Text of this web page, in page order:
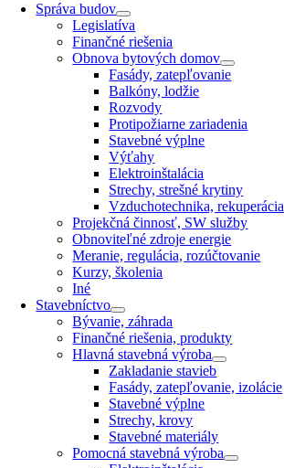
Správa budov
Legislatíva
Finančné riešenia
Obnova bytových domov
Fasády, zatepľovanie
Balkóny, lodžie
Rozvody
Protipožiarne zariadenia
Stavebné výplne
Výťahy
Elektroinštalácia
Strechy, strešné krytiny
Vzduchotechnika, rekuperácia
Projekčná činnosť, SW služby
Obnoviteľné zdroje energie
Meranie, regulácia, rozúčtovanie
Kurzy, školenia
Iné
Stavebníctvo
Bývanie, záhrada
Finančné riešenia, produkty
Hlavná stavebná výroba
Zakladanie stavieb
Fasády, zatepľovanie, izolácie
Stavebné výplne
Strechy, krovy
Stavebné materiály
Pomocná stavebná výroba